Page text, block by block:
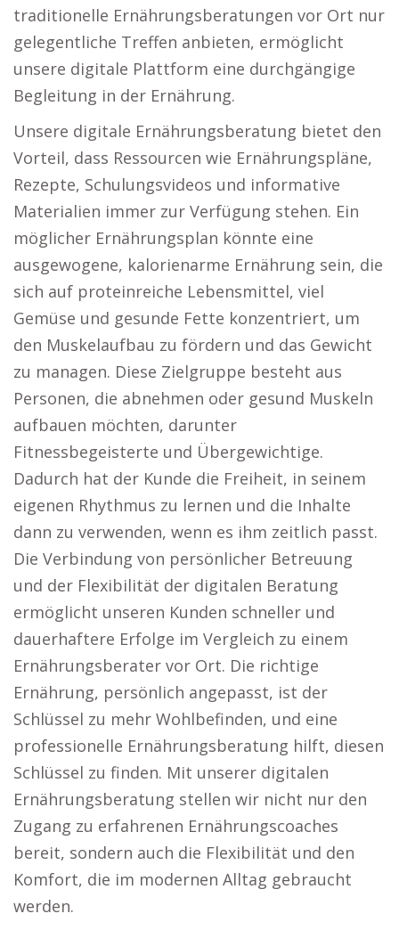
traditionelle Ernährungsberatungen vor Ort nur
gelegentliche Treffen anbieten, ermöglicht
unsere digitale Plattform eine durchgängige
Begleitung in der Ernährung.
Unsere digitale Ernährungsberatung bietet den
Vorteil, dass Ressourcen wie Ernährungspläne,
Rezepte, Schulungsvideos und informative
Materialien immer zur Verfügung stehen. Ein
möglicher Ernährungsplan könnte eine
ausgewogene, kalorienarme Ernährung sein, die
sich auf proteinreiche Lebensmittel, viel
Gemüse und gesunde Fette konzentriert, um
den Muskelaufbau zu fördern und das Gewicht
zu managen. Diese Zielgruppe besteht aus
Personen, die abnehmen oder gesund Muskeln
aufbauen möchten, darunter
Fitnessbegeisterte und Übergewichtige.
Dadurch hat der Kunde die Freiheit, in seinem
eigenen Rhythmus zu lernen und die Inhalte
dann zu verwenden, wenn es ihm zeitlich passt.
Die Verbindung von persönlicher Betreuung
und der Flexibilität der digitalen Beratung
ermöglicht unseren Kunden schneller und
dauerhaftere Erfolge im Vergleich zu einem
Ernährungsberater vor Ort. Die richtige
Ernährung, persönlich angepasst, ist der
Schlüssel zu mehr Wohlbefinden, und eine
professionelle Ernährungsberatung hilft, diesen
Schlüssel zu finden. Mit unserer digitalen
Ernährungsberatung stellen wir nicht nur den
Zugang zu erfahrenen Ernährungscoaches
bereit, sondern auch die Flexibilität und den
Komfort, die im modernen Alltag gebraucht
werden.